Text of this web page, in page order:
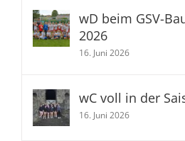
wD beim GSV-
2026
16. Juni 2026
wC voll in der
16. Juni 2026